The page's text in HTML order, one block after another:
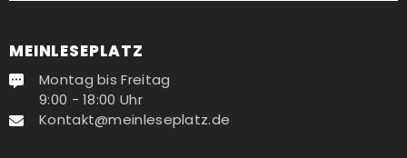
MEINLESEPLATZ
Montag bis Freitag
9:00 - 18:00 Uhr
Kontakt@meinleseplatz.de